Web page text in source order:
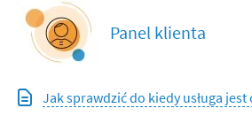
Panel klienta
Jak sprawdzić do kiedy usługa jest